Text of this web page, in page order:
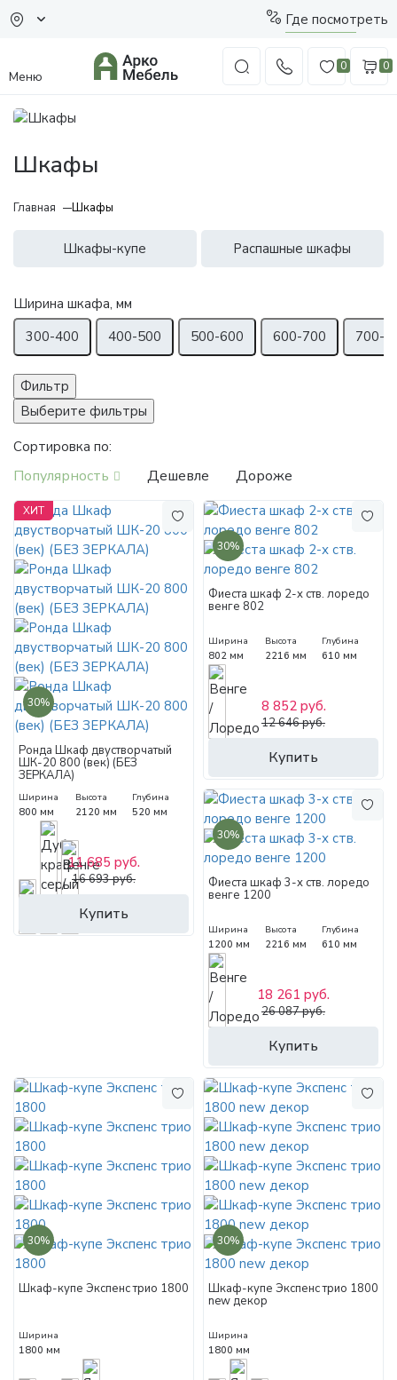
Где посмотреть
Меню
0 0
Шкафы
Главная Шкафы
Шкафы-купе Распашные шкафы
Ширина шкафа, мм
300-400
400-500 500-600 600-700 700-
Фильтр
Выберите фильтры
Сортировка по:
Популярность Дешевле Дороже
ХИТ
30%
Ронда Шкаф двустворчатый
ШК-20 800 (век) (БЕЗ
ЗЕРКАЛА)
Ширина
800 мм
Высота
2120 мм
Глубина
520 мм
Купить
11 685 руб.
16 693 руб.
30%
Фиеста шкаф 2-х ств. лоредо
венге 802
Ширина
802 мм
Высота
2216 мм
Глубина
610 мм
Купить
8 852 руб.
12 646 руб.
30%
Фиеста шкаф 3-х ств. лоредо
венге 1200
Ширина
1200 мм
Высота
2216 мм
Глубина
610 мм
Купить
18 261 руб.
26 087 руб.
30%
Шкаф-купе Экспенс трио 1800
Ширина
1800 мм
30%
Шкаф-купе Экспенс трио 1800
new декор
Ширина
1800 мм